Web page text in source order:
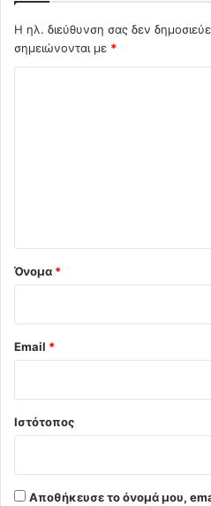
Η ηλ. διεύθυνση σας δεν
σημειώνονται με *
Όνομα *
Email *
Ιστότοπος
Αποθήκευσε το όνομά μου,